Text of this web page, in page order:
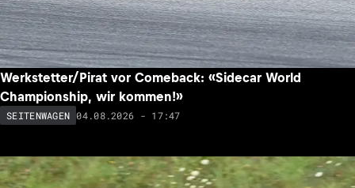
Werkstetter/Pirat vor Comeback: «Sidecar World
Championship, wir kommen!»
SEITENWAGEN 04.08.2026 - 17:47